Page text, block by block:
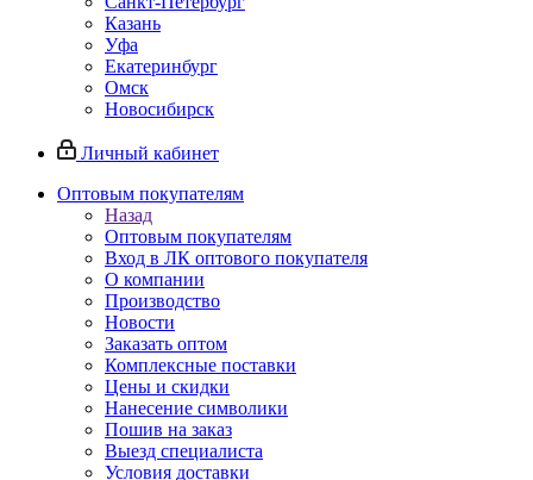
Казань
Уфа
Екатеринбург
Омск
Новосибирск
Личный кабинет
Оптовым покупателям
Назад
Оптовым покупателям
Вход в ЛК оптового покупателя
О компании
Производство
Новости
Заказать оптом
Комплексные поставки
Цены и скидки
Нанесение символики
Пошив на заказ
Выезд специалиста
Условия доставки